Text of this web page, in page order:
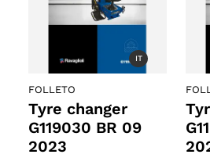
IT
FOLLETO
Tyre changer
G119030 BR 09
2023